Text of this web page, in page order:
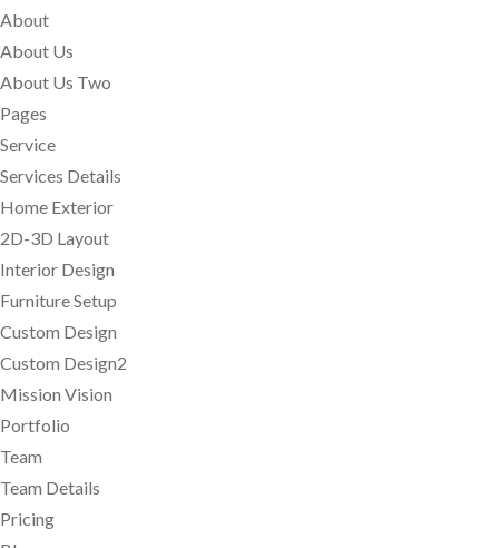
About
About Us
About Us Two
Pages
Service
Services Details
Home Exterior
2D-3D Layout
Interior Design
Furniture Setup
Custom Design
Custom Design2
Mission Vision
Portfolio
Team
Team Details
Pricing